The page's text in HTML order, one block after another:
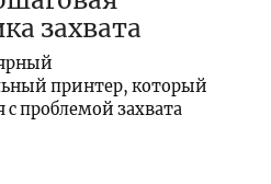
захвата
принтер, который
проблемой захвата